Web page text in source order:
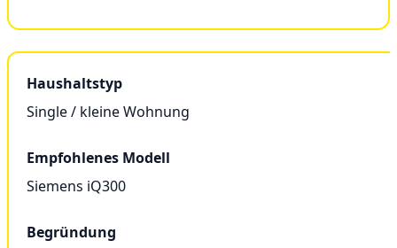
Single / kleine Wohnung
Siemens iQ300